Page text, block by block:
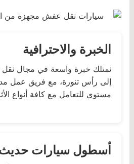
الخبرة والاحترافية
نمتلك خبرة واسعة في مجال
إلى رأس تنورة، مع فريق عمل
مستوى للتعامل مع كافة أنواع
أسطول سيارات